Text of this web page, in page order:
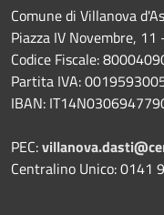
Comune di Villanova
Piazza IV Novembre,
Codice Fiscale:
Partita IVA:
IBAN:
PEC:
Centralino Unico: 0141